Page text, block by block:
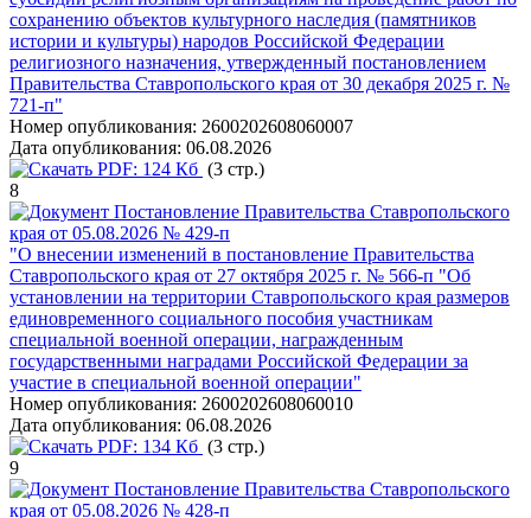
сохранению объектов культурного наследия (памятников
истории и культуры) народов Российской Федерации
религиозного назначения, утвержденный постановлением
Правительства Ставропольского края от 30 декабря 2025 г. №
721-п"
Номер опубликования: 2600202608060007
Дата опубликования: 06.08.2026
PDF: 124 Кб (3 стр.)
8
Постановление Правительства Ставропольского
края от 05.08.2026 № 429-п
"О внесении изменений в постановление Правительства
Ставропольского края от 27 октября 2025 г. № 566-п "Об
установлении на территории Ставропольского края размеров
единовременного социального пособия участникам
специальной военной операции, награжденным
государственными наградами Российской Федерации за
участие в специальной военной операции"
Номер опубликования: 2600202608060010
Дата опубликования: 06.08.2026
PDF: 134 Кб (3 стр.)
9
Постановление Правительства Ставропольского
края от 05.08.2026 № 428-п